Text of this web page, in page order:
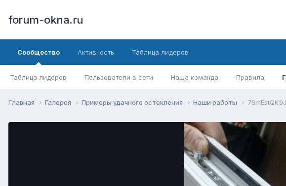
forum-okna.ru
Сообщество
Таблица лидеров Пользователи в сети Наша команда Правила
Активность Таблица лидеров
Главная Галерея Примеры удачного остекления Наши работы